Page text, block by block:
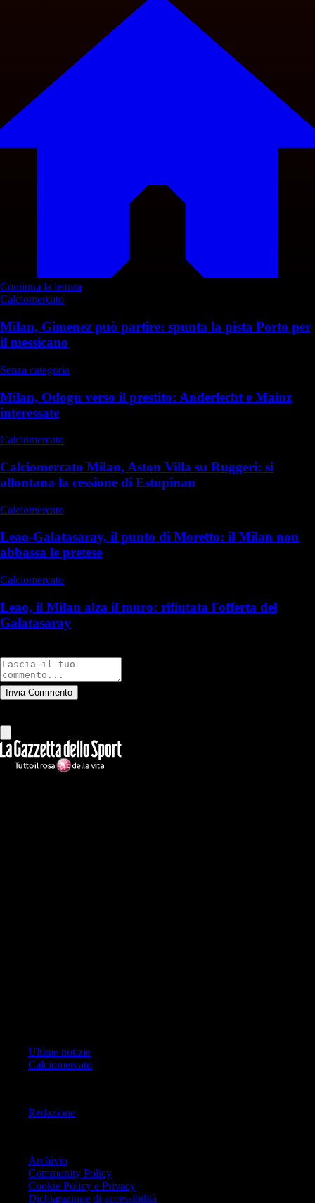
Continua la lettura
Calciomercato
Milan, Gimenez può partire: spunta la pista Porto per
il messicano
Senza categoria
Milan, Odogu verso il prestito: Anderlecht e Mainz
interessate
Calciomercato
Calciomercato Milan, Aston Villa su Ruggeri: si
allontana la cessione di Estupinan
Calciomercato
Leao-Galatasaray, il punto di Moretto: il Milan non
abbassa le pretese
Calciomercato
Leao, il Milan alza il muro: rifiutata l'offerta del
Galatasaray
Invia Commento
Ultime notizie
Calciomercato
Redazione
Archivio
Community Policy
Cookie Policy e Privacy
Dichiarazione di accessibilità